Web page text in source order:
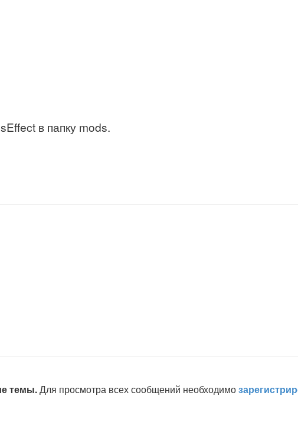
в папку mods.
темы.Для просмотра всех сообщений необходимо